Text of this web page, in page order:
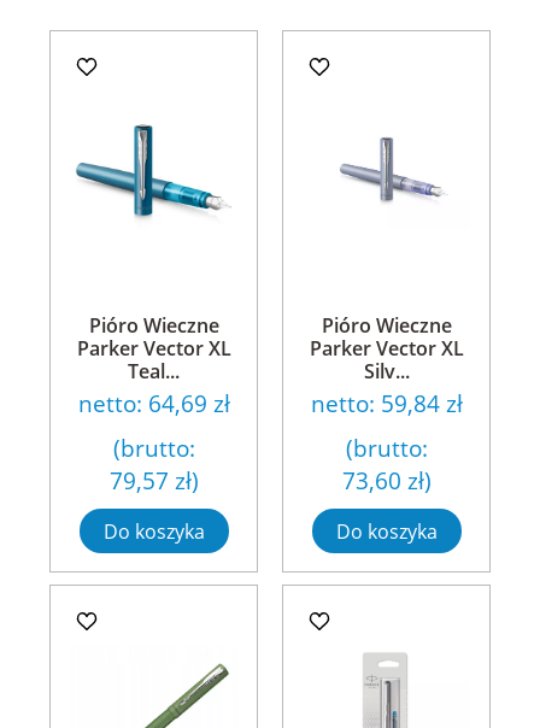
Pióro Wieczne
Parker Vector XL
Teal...
netto: 64,69 zł
(brutto:
79,57 zł)
Do koszyka
Pióro Wieczne
Parker Vector XL
Silv...
netto: 59,84 zł
(brutto:
73,60 zł)
Do koszyka